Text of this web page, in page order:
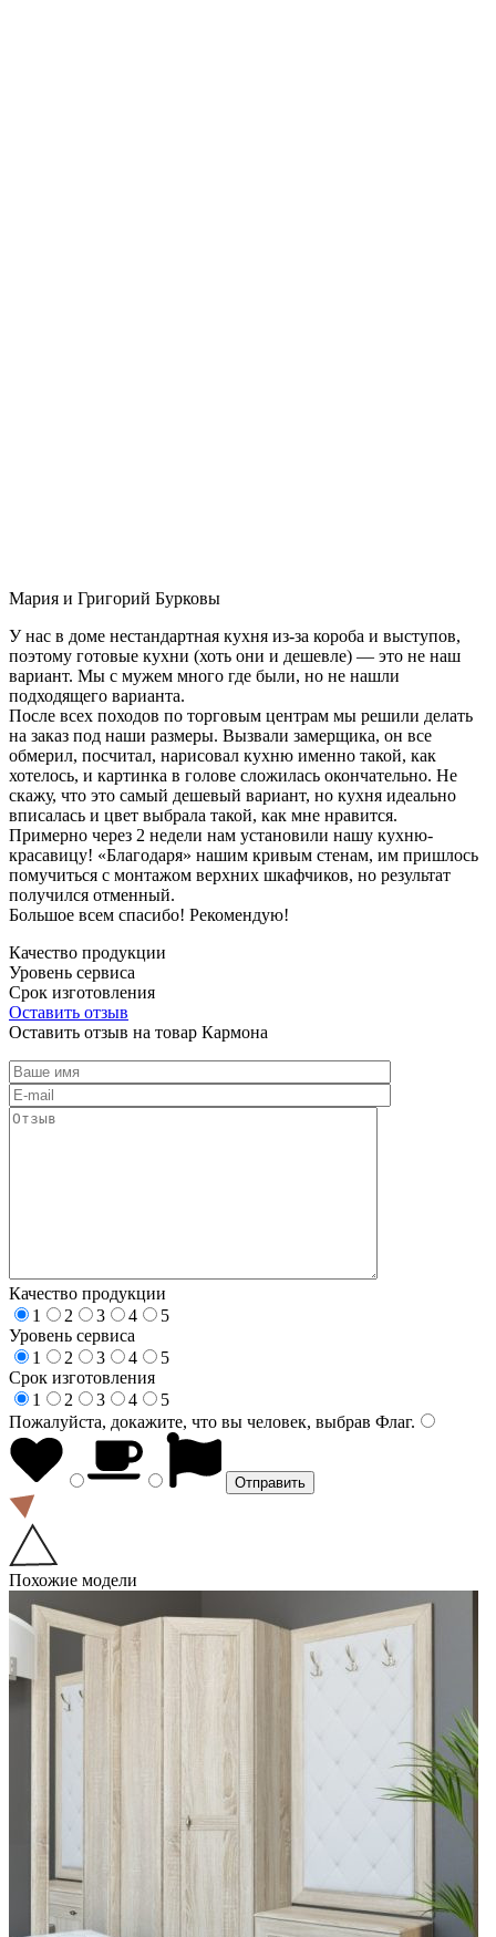
Мария и Григорий Бурковы
У нас в доме нестандартная кухня из-за короба и выступов,
поэтому готовые кухни (хоть они и дешевле) — это не наш
вариант. Мы с мужем много где были, но не нашли
подходящего варианта.
После всех походов по торговым центрам мы решили делать
на заказ под наши размеры. Вызвали замерщика, он все
обмерил, посчитал, нарисовал кухню именно такой, как
хотелось, и картинка в голове сложилась окончательно. Не
скажу, что это самый дешевый вариант, но кухня идеально
вписалась и цвет выбрала такой, как мне нравится.
Примерно через 2 недели нам установили нашу кухню-
красавицу! «Благодаря» нашим кривым стенам, им пришлось
помучиться с монтажом верхних шкафчиков, но результат
получился отменный.
Большое всем спасибо! Рекомендую!
Качество продукции
Уровень сервиса
Срок изготовления
Оставить отзыв
Оставить отзыв на товар Кармона
Качество продукции
1
2 3 4
5
Уровень сервиса
1
2 3 4
5
Срок изготовления
1
2 3 4
5
Пожалуйста, докажите, что вы человек, выбрав Флаг.
Похожие модели